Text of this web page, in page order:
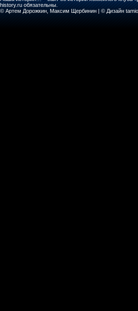
history.ru обязательны.
© Артем Дорожкин, Максим Щербинин | © Дизайн